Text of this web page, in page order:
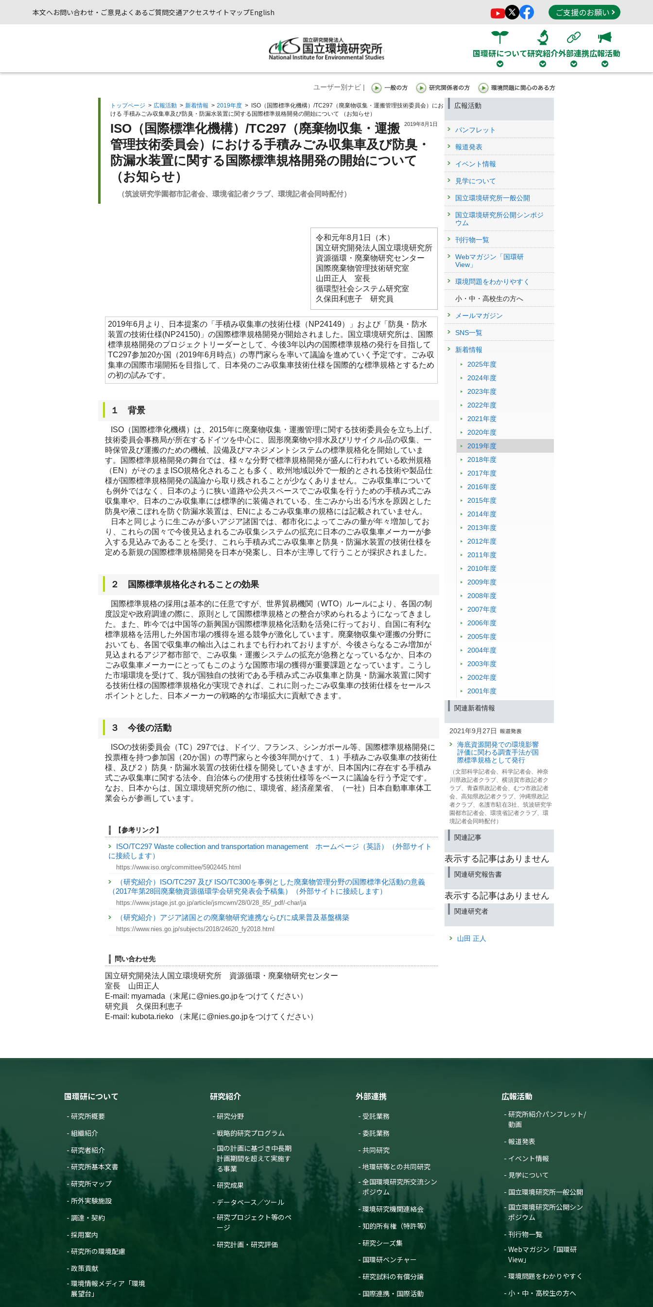
本文へお問い合わせ・ご意見よくあるご質問交通アクセスサイトマップEnglish ご支援のお願い
国環研について研究紹介外部連携広報活動
ユーザー別ナビ |
トップページ > 広報活動 > 新着情報 > 2019年度 >
ISO（国際標準化機構）/TC297（廃棄物収集・運搬管理技術委員会）にお
ける 手積みごみ収集車及び防臭・防漏水装置に関する国際標準規格開発の開始について （お知らせ）
2019年8月1日
ISO（国際標準化機構）/TC297（廃棄物収集・運搬
管理技術委員会）における手積みごみ収集車及び防臭・
防漏水装置に関する国際標準規格開発の開始について
（お知らせ）
（筑波研究学園都市記者会、環境省記者クラブ、環境記者会同時配付）
令和元年8月1日（木）
国立研究開発法人国立環境研究所
資源循環・廃棄物研究センター
国際廃棄物管理技術研究室
山田正人 室長
循環型社会システム研究室
久保田利恵子 研究員
2019年6月より、日本提案の「手積み収集車の技術仕様（NP24149）」および「防臭・防水
装置の技術仕様(NP24150)」の国際標準規格開発が開始されました。国立環境研究所は、国際
標準規格開発のプロジェクトリーダーとして、今後3年以内の国際標準規格の発行を目指して
TC297参加20か国（2019年6月時点）の専門家らを率いて議論を進めていく予定です。ごみ収
集車の国際市場開拓を目指して、日本発のごみ収集車技術仕様を国際的な標準規格とするため
の初の試みです。
１ 背景
ISO（国際標準化機構）は、2015年に廃棄物収集・運搬管理に関する技術委員会を立ち上げ、
技術委員会事務局が所在するドイツを中心に、固形廃棄物や排水及びリサイクル品の収集、一
時保管及び運搬のための機械、設備及びマネジメントシステムの標準規格化を開始していま
す。国際標準規格開発の舞台では、様々な分野で標準規格開発が盛んに行われている欧州規格
（EN）がそのままISO規格化されることも多く、欧州地域以外で一般的とされる技術や製品仕
様が国際標準規格開発の議論から取り残されることが少なくありません。ごみ収集車について
も例外ではなく、日本のように狭い道路や公共スペースでごみ収集を行うための手積み式ごみ
収集車や、日本のごみ収集車には標準的に装備されている、生ごみから出る汚水を原因とした
防臭や液こぼれを防ぐ防漏水装置は、ENによるごみ収集車の規格には記載されていません。
日本と同じように生ごみが多いアジア諸国では、都市化によってごみの量が年々増加してお
り、これらの国々で今後見込まれるごみ収集システムの拡充に日本のごみ収集車メーカーが参
入する見込みであることを受け、これら手積み式ごみ収集車と防臭・防漏水装置の技術仕様を
定める新規の国際標準規格開発を日本が発案し、日本が主導して行うことが採択されました。
２ 国際標準規格化されることの効果
国際標準規格の採用は基本的に任意ですが、世界貿易機関（WTO）ルールにより、各国の制
度設定や政府調達の際に、原則として国際標準規格との整合が求められるようになってきまし
た。また、昨今では中国等の新興国が国際標準規格化活動を活発に行っており、自国に有利な
標準規格を活用した外国市場の獲得を巡る競争が激化しています。廃棄物収集や運搬の分野に
おいても、各国で収集車の輸出入はこれまでも行われておりますが、今後さらなるごみ増加が
見込まれるアジア都市部で、ごみ収集・運搬システムの拡充が急務となっているなか、日本の
ごみ収集車メーカーにとってもこのような国際市場の獲得が重要課題となっています。こうし
た市場環境を受けて、我が国独自の技術である手積み式ごみ収集車と防臭・防漏水装置に関す
る技術仕様の国際標準規格化が実現できれば、これに則ったごみ収集車の技術仕様をセールス
ポイントとした、日本メーカーの戦略的な市場拡大に貢献できます。
３ 今後の活動
ISOの技術委員会（TC）297では、ドイツ、フランス、シンガポール等、国際標準規格開発に
投票権を持つ参加国（20か国）の専門家らと今後3年間かけて、１）手積みごみ収集車の技術仕
様、及び２）防臭・防漏水装置の技術仕様を開発していきますが、日本国内に存在する手積み
式ごみ収集車に関する法令、自治体らの使用する技術仕様等をベースに議論を行う予定です。
なお、日本からは、国立環境研究所の他に、環境省、経済産業省、（一社）日本自動車車体工
業会らが参画しています。
【参考リンク】
ISO/TC297 Waste collection and transportation management ホームページ（英語）（外部サイト
に接続します）
https://www.iso.org/committee/5902445.html
（研究紹介）ISO/TC297 及び ISO/TC300を事例とした廃棄物管理分野の国際標準化活動の意義
（2017年第28回廃棄物資源循環学会研究発表会予稿集）（外部サイトに接続します）
https://www.jstage.jst.go.jp/article/jsmcwm/28/0/28_85/_pdf/-char/ja
（研究紹介）アジア諸国との廃棄物研究連携ならびに成果普及基盤構築
https://www.nies.go.jp/subjects/2018/24620_fy2018.html
問い合わせ先
国立研究開発法人国立環境研究所 資源循環・廃棄物研究センター
室長 山田正人
E-mail: myamada（末尾に@nies.go.jpをつけてください）
研究員 久保田利恵子
E-mail: kubota.rieko （末尾に@nies.go.jpをつけてください）
広報活動
パンフレット
報道発表
イベント情報
見学について
国立環境研究所一般公開
国立環境研究所公開シンポジ
ウム
刊行物一覧
Webマガジン「国環研
View」
環境問題をわかりやすく
小・中・高校生の方へ
メールマガジン
SNS一覧
新着情報
2025年度
2024年度
2023年度
2022年度
2021年度
2020年度
2019年度
2018年度
2017年度
2016年度
2015年度
2014年度
2013年度
2012年度
2011年度
2010年度
2009年度
2008年度
2007年度
2006年度
2005年度
2004年度
2003年度
2002年度
2001年度
関連新着情報
2021年9月27日
海底資源開発での環境影響
評価に関わる調査手法が国
際標準規格として発行
（文部科学記者会、科学記者会、神奈
川県政記者クラブ、横須賀市政記者ク
ラブ、青森県政記者会、むつ市政記者
会、高知県政記者クラブ、沖縄県政記
者クラブ、名護市駐在3社、筑波研究学
園都市記者会、環境省記者クラブ、環
境記者会同時配付）
関連記事
表示する記事はありません
関連研究報告書
表示する記事はありません
関連研究者
山田 正人
国環研について
研究所概要
組織紹介
研究者紹介
研究所基本文書
研究所マップ
所外実験施設
調達・契約
採用案内
研究所の環境配慮
政策貢献
環境情報メディア「環境
展望台」
研究紹介
研究分野
戦略的研究プログラム
国の計画に基づき中長期
計画期間を超えて実施す
る事業
研究成果
データベース／ツール
研究プロジェクト等のペ
ージ
研究計画・研究評価
外部連携
受託業務
委託業務
共同研究
地環研等との共同研究
全国環境研究所交流シン
ポジウム
環境研究機関連絡会
知的所有権（特許等）
研究シーズ集
国環研ベンチャー
研究試料の有償分譲
国際連携・国際活動
広報活動
研究所紹介パンフレット/
動画
報道発表
イベント情報
見学について
国立環境研究所一般公開
国立環境研究所公開シン
ポジウム
刊行物一覧
Webマガジン「国環研
View」
環境問題をわかりやすく
小・中・高校生の方へ